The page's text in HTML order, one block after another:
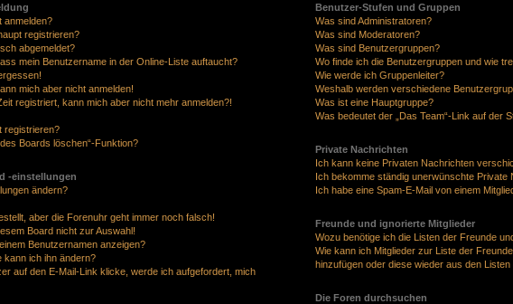
anmelden?
registrieren?
abgemeldet?
mein Benutzername in der Online-Liste auftaucht?
mich aber nicht anmelden!
registriert, kann mich aber nicht mehr anmelden?!
registrieren?
Boards löschen“-Funktion?
-einstellungen
ändern?
aber die Forenuhr geht immer noch falsch!
Board nicht zur Auswahl!
Benutzernamen anzeigen?
kann ich ihn ändern?
auf den E-Mail-Link klicke, werde ich aufgefordert, mich
Benutzer-Stufen und Gruppen
Was sind Administratoren?
Was sind Moderatoren?
Was sind Benutzergruppen?
Wo finde ich die Benutzergruppen und wie
Wie werde ich Gruppenleiter?
Weshalb werden verschiedene
Was ist eine Hauptgruppe?
Was bedeutet der „Das Team“-Link auf der
Private Nachrichten
Ich kann keine Privaten Nachrichten
Ich bekomme ständig unerwünschte Private
Ich habe eine Spam-E-Mail von einem
Freunde und ignorierte Mitglieder
Wozu benötige ich die Listen der Freunde
Wie kann ich Mitglieder zur Liste der
hinzufügen oder diese wieder aus den Listen
Die Foren durchsuchen